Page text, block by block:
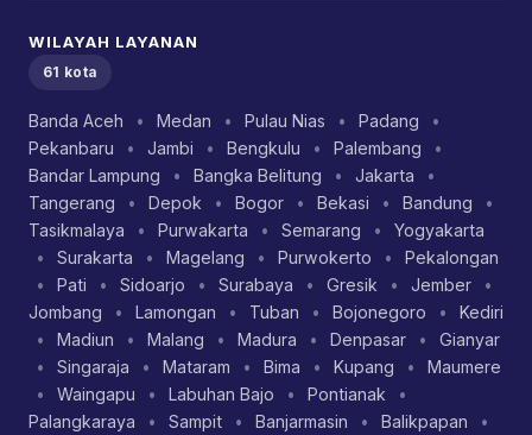
WILAYAH LAYANAN
61 kota
Banda Aceh • Medan • Pulau Nias • Padang
•
Pekanbaru
• Jambi • Bengkulu • Palembang
•
Bandar Lampung
• Bangka Belitung • Jakarta
•
Tangerang
• Depok • Bogor • Bekasi • Bandung
•
Tasikmalaya
• Purwakarta • Semarang •
Yogyakarta
•
Surakarta • Magelang • Purwokerto •
Pekalongan
•
Pati • Sidoarjo • Surabaya • Gresik • Jember
•
Jombang
• Lamongan • Tuban • Bojonegoro •
Kediri
•
Madiun • Malang • Madura • Denpasar •
Gianyar
•
Singaraja • Mataram • Bima • Kupang •
Maumere
•
Waingapu • Labuhan Bajo • Pontianak
•
Palangkaraya
• Sampit • Banjarmasin • Balikpapan •